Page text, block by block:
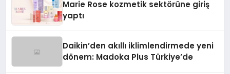
Marie Rose kozmetik sektörüne giriş
yaptı
Daikin’den akıllı iklimlendirmede yeni
dönem: Madoka Plus Türkiye’de